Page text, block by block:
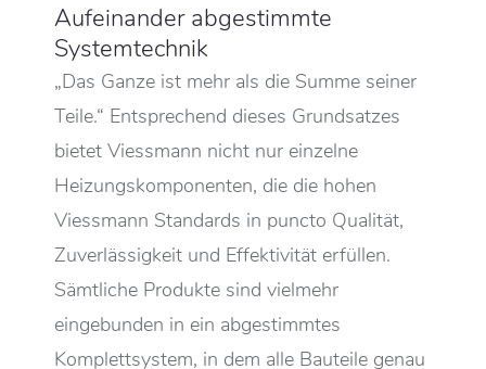
Aufeinander abgestimmte
Systemtechnik
„Das Ganze ist mehr als die Summe seiner
Teile.“ Entsprechend dieses Grundsatzes
bietet Viessmann nicht nur einzelne
Heizungskomponenten, die die hohen
Viessmann Standards in puncto Qualität,
Zuverlässigkeit und Effektivität erfüllen.
Sämtliche Produkte sind vielmehr
eingebunden in ein abgestimmtes
Komplettsystem, in dem alle Bauteile genau